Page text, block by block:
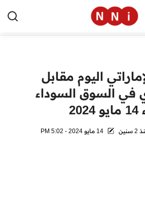
اليوم مقابل
في السوق السوداء
سنين 14 مايو 2024 - 5:02 PM